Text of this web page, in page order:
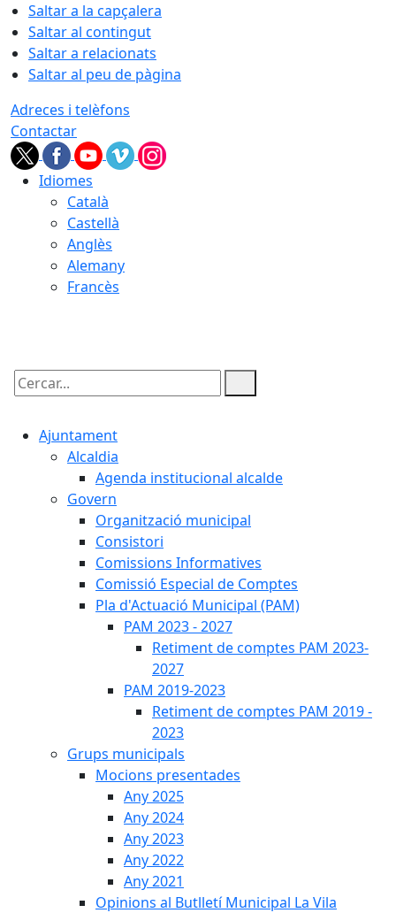
Saltar a la capçalera
Saltar al contingut
Saltar a relacionats
Saltar al peu de pàgina
Adreces i telèfons
Contactar
Idiomes
Català
Castellà
Anglès
Alemany
Francès
Cercar:
Ajuntament
Alcaldia
Agenda institucional alcalde
Govern
Organització municipal
Consistori
Comissions Informatives
Comissió Especial de Comptes
Pla d'Actuació Municipal (PAM)
PAM 2023 - 2027
Retiment de comptes PAM 2023-
2027
PAM 2019-2023
Retiment de comptes PAM 2019 -
2023
Grups municipals
Mocions presentades
Any 2025
Any 2024
Any 2023
Any 2022
Any 2021
Opinions al Butlletí Municipal La Vila